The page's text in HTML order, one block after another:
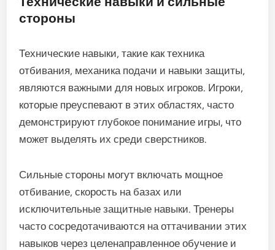
стороны
Технические навыки, такие как техника
отбивания, механика подачи и навыки защиты,
являются важными для новых игроков. Игроки,
которые преуспевают в этих областях, часто
демонстрируют глубокое понимание игры, что
может выделять их среди сверстников.
Сильные стороны могут включать мощное
отбивание, скорость на базах или
исключительные защитные навыки. Тренеры
часто сосредотачиваются на оттачивании этих
навыков через целенаправленное обучение и